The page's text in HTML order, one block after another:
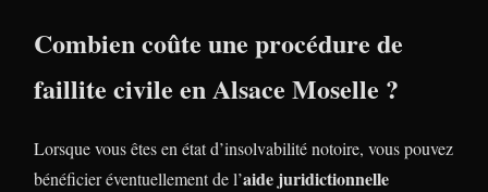
Combien coûte une procédure de
faillite civile en Alsace Moselle ?
Lorsque vous êtes en état d’insolvabilité notoire, vous pouvez
bénéficier éventuellement de l’aide juridictionnelle